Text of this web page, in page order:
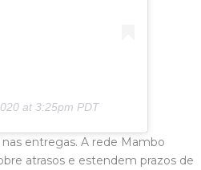
at 3:25pm PDT
entregas. A rede Mambo
atrasos e estendem prazos de